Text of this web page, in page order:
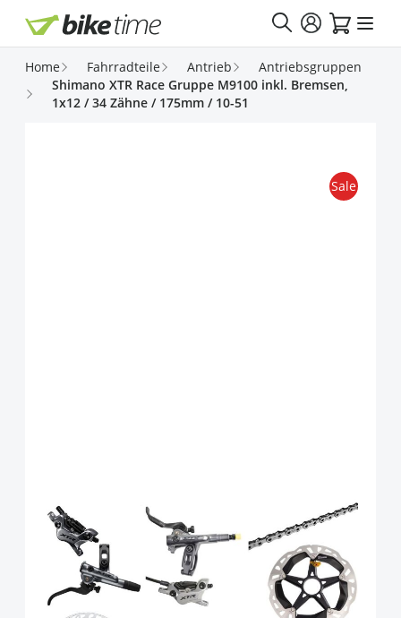
Direkt zum Inhalt
Home Fahrradteile Antrieb
Antriebsgruppen
Shimano XTR Race Gruppe M9100 inkl. Bremsen,
1x12 / 34 Zähne / 175mm / 10-51
Shimano XTR Race Gruppe
M9100 inkl. Bremsen, 1x12 /
34 Zähne / 175mm / 10-51
Sale